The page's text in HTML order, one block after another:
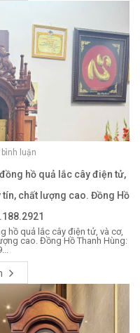
luận
hồ quả lắc cây điện tử,
chất lượng cao. Đồng Hồ
hồ quả lắc cây điện tử, và cơ,
cao. Đồng Hồ Thanh Hùng: